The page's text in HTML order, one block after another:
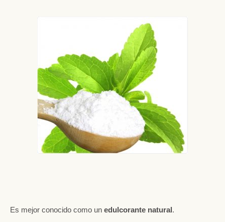
Es mejor conocido como un edulcorante natural.